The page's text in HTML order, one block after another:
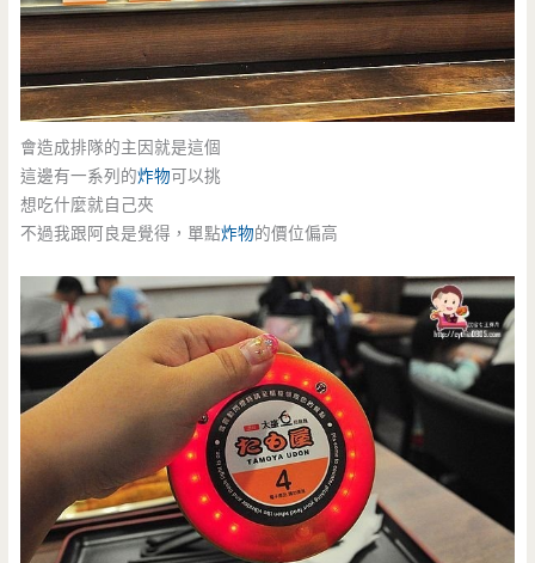
會造成排隊的主因就是這個
這邊有一系列的炸物可以挑
想吃什麼就自己夾
不過我跟阿良是覺得，單點炸物的價位偏高